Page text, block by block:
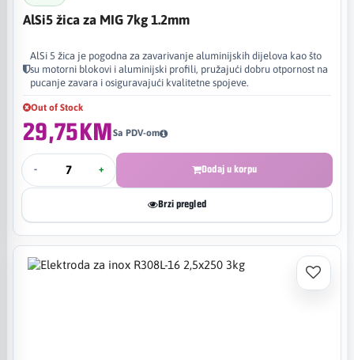
AlSi5 žica za MIG 7kg 1.2mm
AlSi 5 žica je pogodna za zavarivanje aluminijskih dijelova kao što
su motorni blokovi i aluminijski profili, pružajući dobru otpornost na
pucanje zavara i osiguravajući kvalitetne spojeve.
Out of Stock
29,75KMSa PDV-om
- + Dodaj u korpu
Brzi pregled